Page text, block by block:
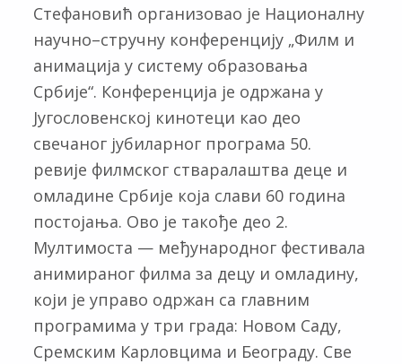
Стефановић организовао је Националну
научно–стручну конференцију „Филм и
анимација у систему образовања
Србије“. Конференција је одржана у
Југословенској кинотеци као део
свечаног јубиларног програма 50.
ревије филмског стваралаштва деце и
омладине Србије која слави 60 година
постојања. Ово је такође део 2.
Мултимоста — међународног фестивала
анимираног филма за децу и омладину,
који је управо одржан са главним
програмима у три града: Новом Саду,
Сремским Карловцима и Београду. Све